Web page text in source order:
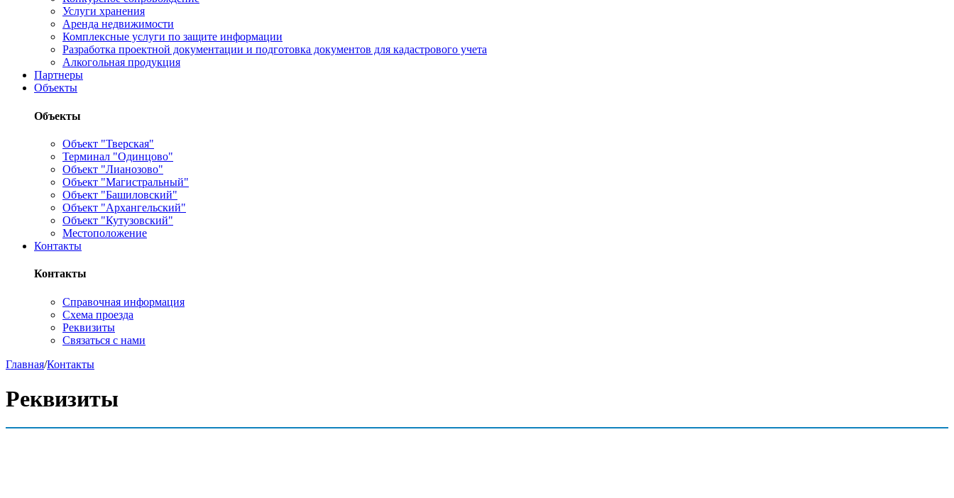
Услуги хранения
Аренда недвижимости
Комплексные услуги по защите информации
Разработка проектной документации и подготовка документов для кадастрового учета
Алкогольная продукция
Партнеры
Объекты
Объекты
Объект "Тверская"
Терминал "Одинцово"
Объект "Лианозово"
Объект "Магистральный"
Объект "Башиловский"
Объект "Архангельский"
Объект "Кутузовский"
Местоположение
Контакты
Контакты
Справочная информация
Схема проезда
Реквизиты
Связаться с нами
Главная/Контакты
Реквизиты